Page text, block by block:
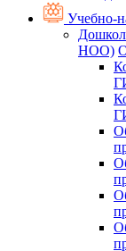
Учебно-
НОО)